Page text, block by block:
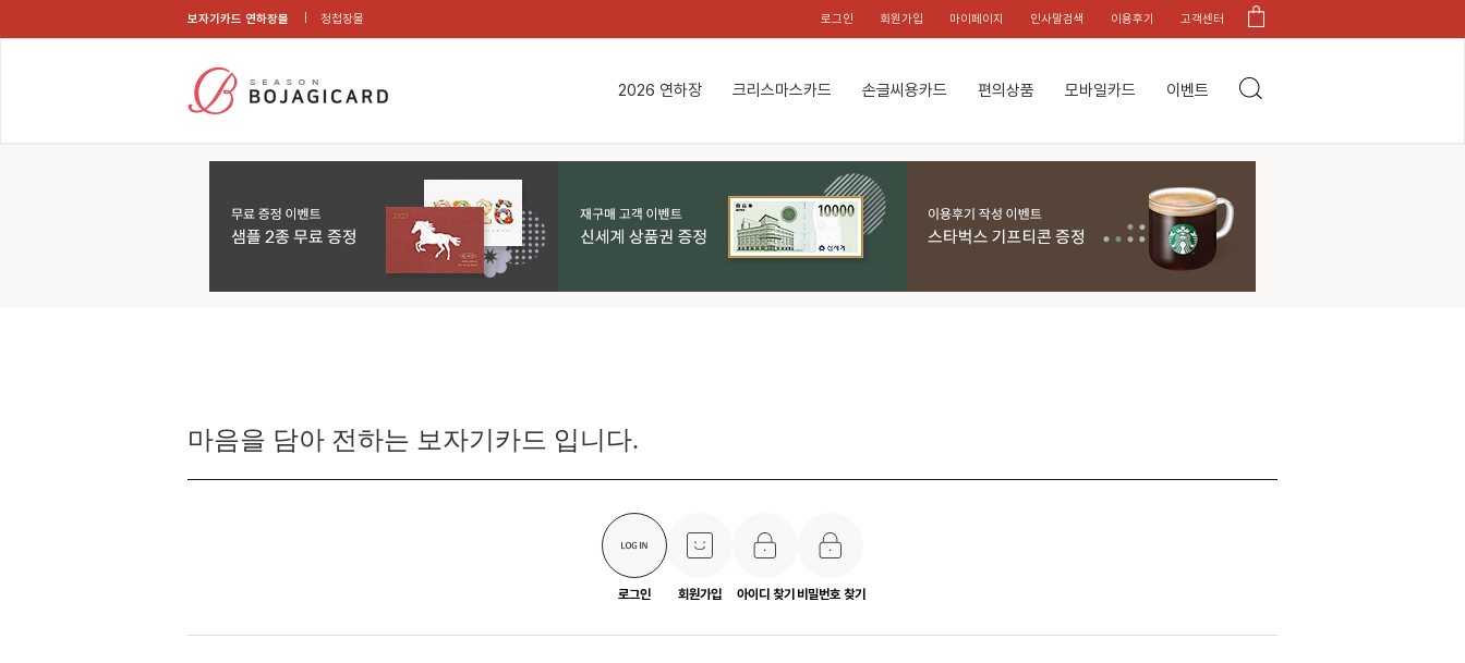
보자기카드 연하장몰 청첩장몰 로그인 회원가입 마이페이지 인사말검색 이용후기 고객센터
2026 연하장 크리스마스카드 손글씨용카드 편의상품 모바일카드 이벤트
마음을 담아 전하는 보자기카드 입니다.
로그인 회원가입 아이디 찾기 비밀번호 찾기